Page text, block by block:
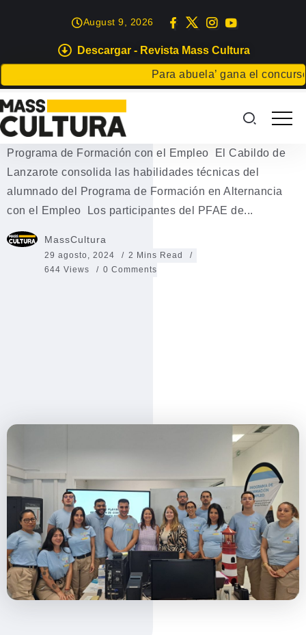
Descargar - Revista Mass Cultura
Para abuela’ gana el concurso
August 9, 2026
EVENTOS
Programa de Formación con el
Empleo
Programa de Formación con el Empleo El Cabildo de
Lanzarote consolida las habilidades técnicas del
alumnado del Programa de Formación en Alternancia
con el Empleo Los participantes del PFAE de...
MassCultura
29 agosto, 2024
2 Mins Read
644 Views
0 Comments